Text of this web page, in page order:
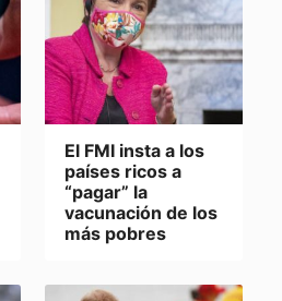
El FMI insta a los
países ricos a
“pagar” la
vacunación de los
más pobres